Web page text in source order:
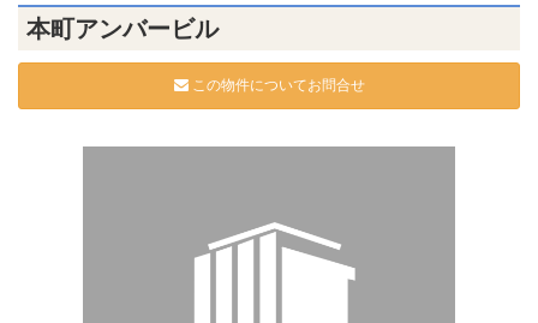
本町アンバービル
この物件についてお問合せ